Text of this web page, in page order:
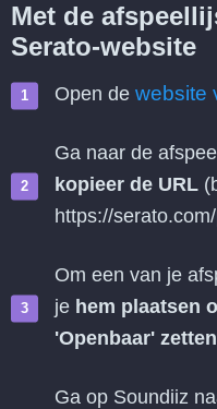
Met de
Serato-website
Open de website
Ga naar de
kopieer de URL
https://
Om een van je
je hem plaatsen
'Openbaar'
Ga op Soundiiz